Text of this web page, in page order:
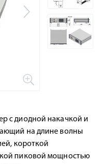
с диодной накачкой и
на длине волны
короткой
пиковой мощностью